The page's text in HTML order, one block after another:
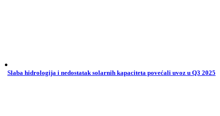
Slaba hidrologija i nedostatak solarnih kapaciteta povećali uvoz u Q3 2025